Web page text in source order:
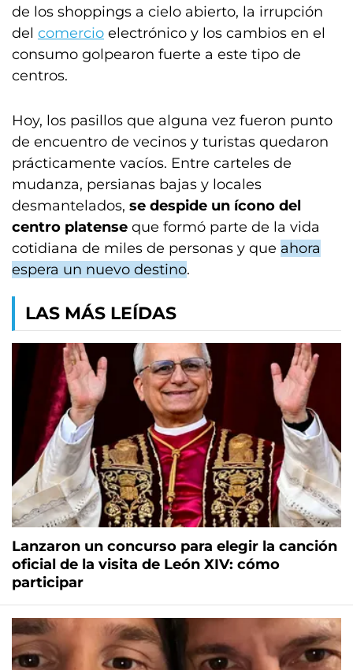
de los shoppings a cielo abierto, la irrupción
del comercio electrónico y los cambios en el
consumo golpearon fuerte a este tipo de
centros.
Hoy, los pasillos que alguna vez fueron punto
de encuentro de vecinos y turistas quedaron
prácticamente vacíos. Entre carteles de
mudanza, persianas bajas y locales
desmantelados, se despide un ícono del
centro platense que formó parte de la vida
cotidiana de miles de personas y que ahora
espera un nuevo destino.
LAS MÁS LEÍDAS
Lanzaron un concurso para elegir la canción
oficial de la visita de León XIV: cómo
participar